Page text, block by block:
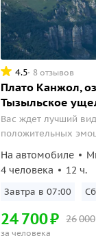
4.5 8 отзывов
Плато Канжол,
Тызыльское
Вас ждет лучший
положительных
На автомобиле
4 человека
12 ч.
Завтра в 07:00
26000
24700₽
за человека